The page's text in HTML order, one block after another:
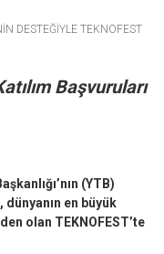
DESTEĞİYLE TEKNOFEST
Başvuruları
(YTB)
en büyük
olan TEKNOFEST’te